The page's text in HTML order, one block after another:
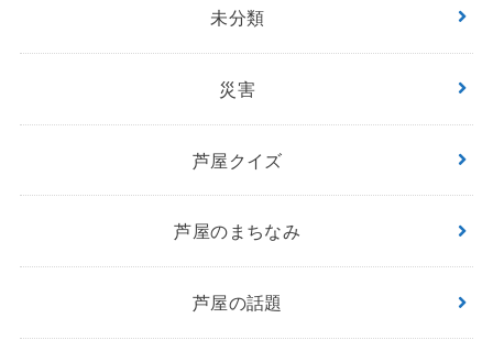
未分類
災害
芦屋クイズ
芦屋のまちなみ
芦屋の話題